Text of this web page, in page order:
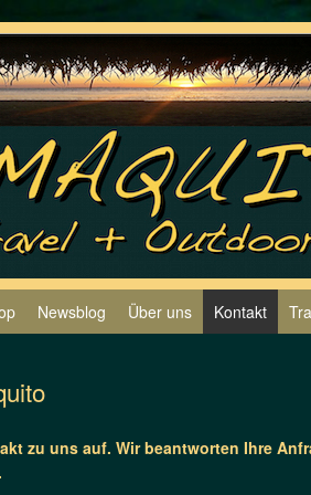
Newsblog Über uns Kontakt
zu uns auf. Wir beantworten Ihre